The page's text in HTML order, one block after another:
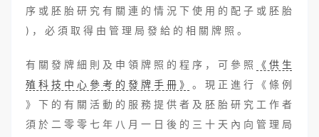
序 或 胚 胎 研 究 有 關 連 的 情 況 下 使 用 的 配 子 或 胚 胎
) ， 必 須 取 得 由 管 理 局 發 給 的 相 關 牌 照 。
有 關 發 牌 細 則 及 申 領 牌 照 的 程 序 ， 可 參 照
《 供 生
殖 科 技 中 心 參 考 的 發 牌 手 冊 》
。 現 正 進 行 《 條 例
》 下 的 有 關 活 動 的 服 務 提 供 者 及 胚 胎 研 究 工 作 者
須 於 二 零 零 七 年 八 月 一 日 後 的 三 十 天 內 向 管 理 局